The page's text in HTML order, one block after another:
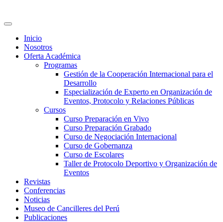
Inicio
Nosotros
Oferta Académica
Programas
Gestión de la Cooperación Internacional para el
Desarrollo
Especialización de Experto en Organización de
Eventos, Protocolo y Relaciones Públicas
Cursos
Curso Preparación en Vivo
Curso Preparación Grabado
Curso de Negociación Internacional
Curso de Gobernanza
Curso de Escolares
Taller de Protocolo Deportivo y Organización de
Eventos
Revistas
Conferencias
Noticias
Museo de Cancilleres del Perú
Publicaciones